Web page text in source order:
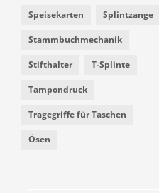
Speisekarten Splintzange
Stammbuchmechanik
Stifthalter T-Splinte
Tampondruck
Tragegriffe für Taschen
Ösen